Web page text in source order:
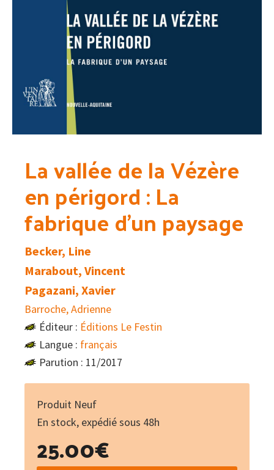
La vallée de la Vézère
en périgord : La
fabrique d’un paysage
Becker, Line
Marabout, Vincent
Pagazani, Xavier
Barroche, Adrienne
Éditeur : Éditions Le Festin
Langue : français
Parution : 11/2017
Produit Neuf
En stock, expédié sous 48h
25.00€